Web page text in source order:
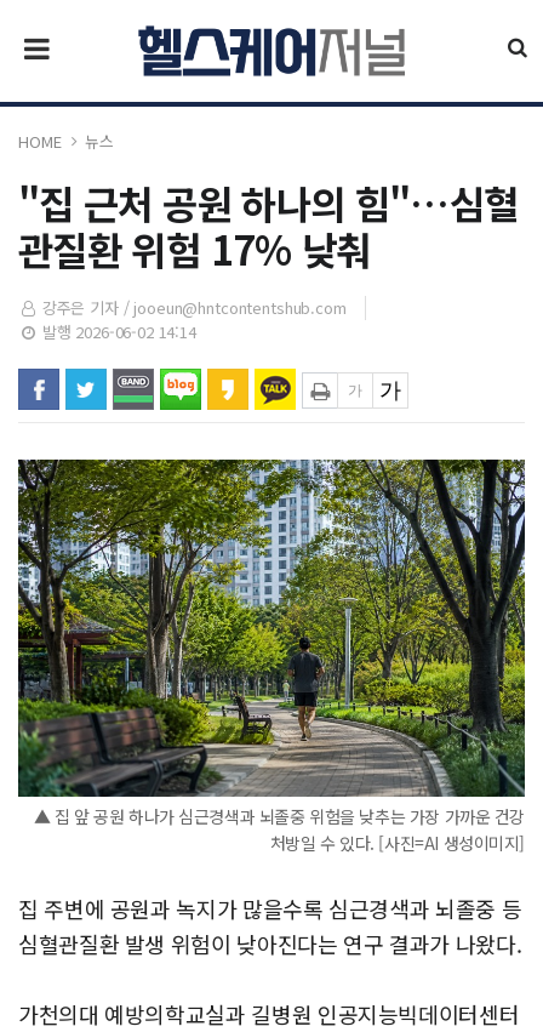
HOME 뉴스
"집 근처 공원 하나의 힘"…심혈
관질환 위험 17% 낮춰
강주은 기자 / jooeun@hntcontentshub.com
발행 2026-06-02 14:14
▲ 집 앞 공원 하나가 심근경색과 뇌졸중 위험을 낮추는 가장 가까운 건강
처방일 수 있다. [사진=AI 생성이미지]
집 주변에 공원과 녹지가 많을수록 심근경색과 뇌졸중 등
심혈관질환 발생 위험이 낮아진다는 연구 결과가 나왔다.
가천의대 예방의학교실과 길병원 인공지능빅데이터센터